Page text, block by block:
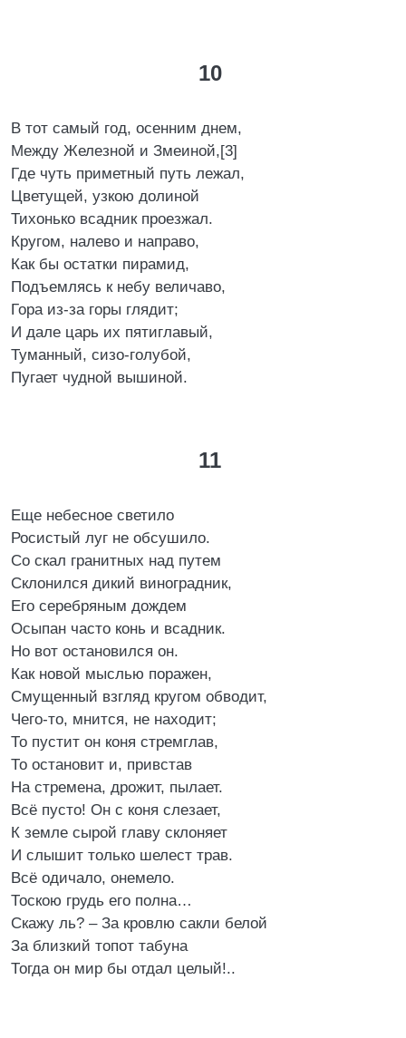
10
В тот самый год, осенним днем,
Между Железной и Змеиной,[3]
Где чуть приметный путь лежал,
Цветущей, узкою долиной
Тихонько всадник проезжал.
Кругом, налево и направо,
Как бы остатки пирамид,
Подъемлясь к небу величаво,
Гора из-за горы глядит;
И дале царь их пятиглавый,
Туманный, сизо-голубой,
Пугает чудной вышиной.
11
Еще небесное светило
Росистый луг не обсушило.
Со скал гранитных над путем
Склонился дикий виноградник,
Его серебряным дождем
Осыпан часто конь и всадник.
Но вот остановился он.
Как новой мыслью поражен,
Смущенный взгляд кругом обводит,
Чего-то, мнится, не находит;
То пустит он коня стремглав,
То остановит и, привстав
На стремена, дрожит, пылает.
Всё пусто! Он с коня слезает,
К земле сырой главу склоняет
И слышит только шелест трав.
Всё одичало, онемело.
Тоскою грудь его полна…
Скажу ль? – За кровлю сакли белой
За близкий топот табуна
Тогда он мир бы отдал целый!..